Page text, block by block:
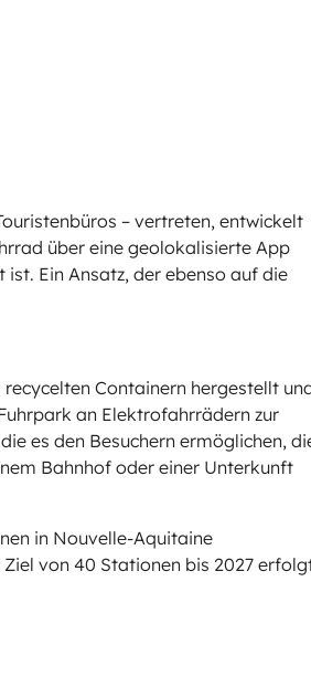
– vertreten, entwickelt
über eine geolokalisierte App
Ein Ansatz, der ebenso auf die
Containern hergestellt
an Elektrofahrrädern zur
es den Besuchern ermöglichen,
Bahnhof oder einer Unterkunft
in Nouvelle-Aquitaine
von 40 Stationen bis 2027